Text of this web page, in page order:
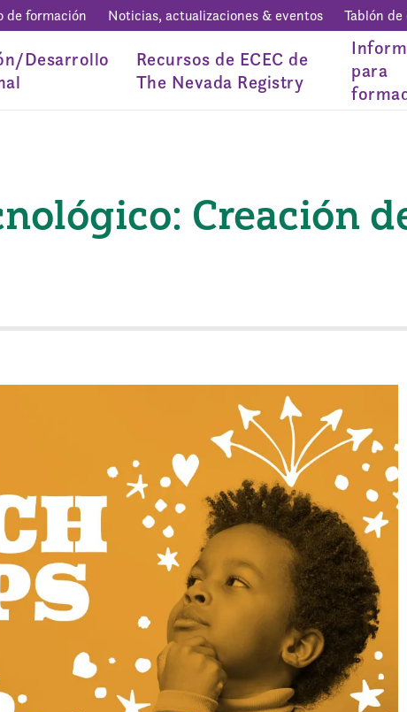
de formación Noticias, actualizaciones & eventos Tablón
Desarrollo
Recursos de ECEC de
The Nevada Registry
para
Creación